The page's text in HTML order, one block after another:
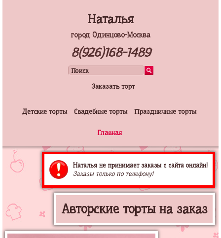
Наталья
город Одинцово-Москва
8(926)168-1489
Заказать торт
Детские торты Свадебные торты Праздничные торты
Главная
Наталья не принимает заказы с сайта онлайн!
Заказы только по телефону!
Авторские торты на заказ